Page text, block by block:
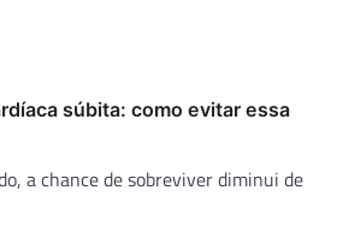
súbita: como evitar essa
a chance de sobreviver diminui de